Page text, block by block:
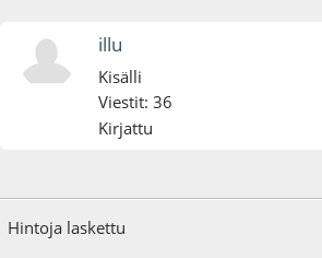
illu
Kisälli
Viestit: 36
Kirjattu
Hintoja laskettu